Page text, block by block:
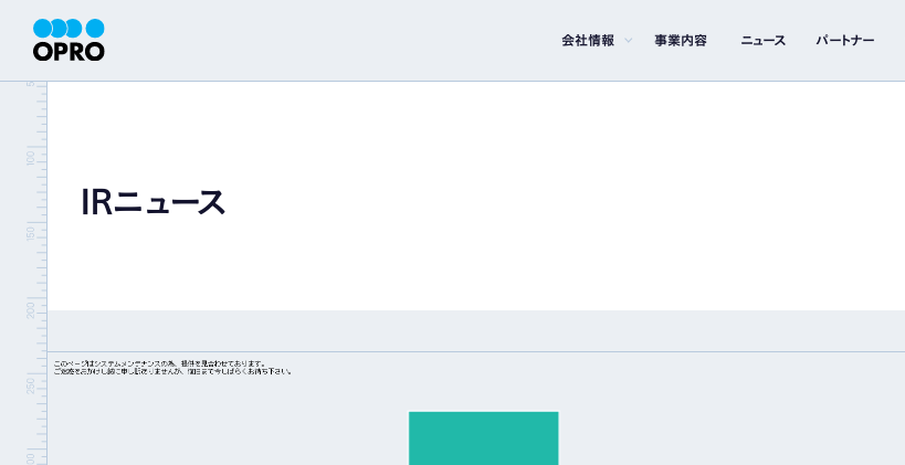
会社情報 事業内容 ニュース パートナー
株主・投資家の皆様へ
IRニュース